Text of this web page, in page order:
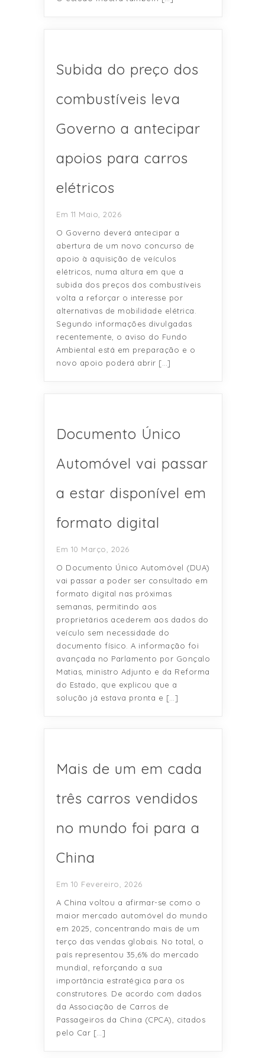
Subida do preço dos
combustíveis leva
Governo a antecipar
apoios para carros
elétricos
Em 11 Maio, 2026
O Governo deverá antecipar a
abertura de um novo concurso de
apoio à aquisição de veículos
elétricos, numa altura em que a
subida dos preços dos combustíveis
volta a reforçar o interesse por
alternativas de mobilidade elétrica.
Segundo informações divulgadas
recentemente, o aviso do Fundo
Ambiental está em preparação e o
novo apoio poderá abrir […]
Documento Único
Automóvel vai passar
a estar disponível em
formato digital
Em 10 Março, 2026
O Documento Único Automóvel (DUA)
vai passar a poder ser consultado em
formato digital nas próximas
semanas, permitindo aos
proprietários acederem aos dados do
veículo sem necessidade do
documento físico. A informação foi
avançada no Parlamento por Gonçalo
Matias, ministro Adjunto e da Reforma
do Estado, que explicou que a
solução já estava pronta e […]
Mais de um em cada
três carros vendidos
no mundo foi para a
China
Em 10 Fevereiro, 2026
A China voltou a afirmar-se como o
maior mercado automóvel do mundo
em 2025, concentrando mais de um
terço das vendas globais. No total, o
país representou 35,6% do mercado
mundial, reforçando a sua
importância estratégica para os
construtores. De acordo com dados
da Associação de Carros de
Passageiros da China (CPCA), citados
pelo Car […]